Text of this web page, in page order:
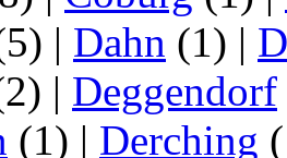
| Dahn (1) |
| Deggendorf
(1) | Derching